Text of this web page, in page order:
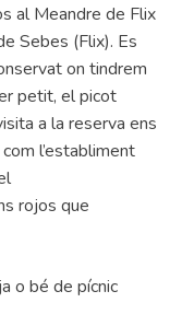
al Meandre de Flix
Sebes (Flix). Es
on tindrem
petit, el picot
a la reserva ens
l’establiment
rojos que
o bé de pícnic